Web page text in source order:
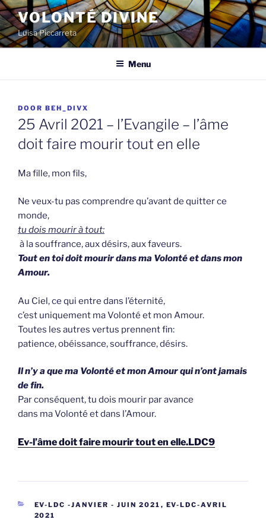
Spring
naar
de
inhoud
VOLONTÉ DIVINE
Luisa Piccarreta
Menu
GEPLAATST
OP
DOOR BEH_DIVX
25 Avril 2021 – l’Evangile – l’âme
doit faire mourir tout en elle
Ma fille, mon fils,
Ne veux-tu pas comprendre qu’avant de quitter ce
monde,
tu dois mourir à tout:
à la souffrance, aux désirs, aux faveurs.
Tout en toi doit mourir dans ma Volonté et dans mon
Amour.
Au Ciel, ce qui entre dans l’éternité,
c’est uniquement ma Volonté et mon Amour.
Toutes les autres vertus prennent fin:
patience, obéissance, souffrance, désirs.
Il n’y a que ma Volonté et mon Amour qui n’ont jamais
de fin.
Par conséquent, tu dois mourir par avance
dans ma Volonté et dans l’Amour.
Ev-l’âme doit faire mourir tout en elle.LDC9
CATEGORIEËN
EV-LDC -JANVIER - JUIN 2021 , EV-LDC-AVRIL
2021